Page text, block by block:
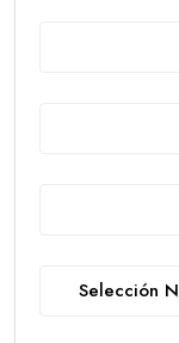
Selección